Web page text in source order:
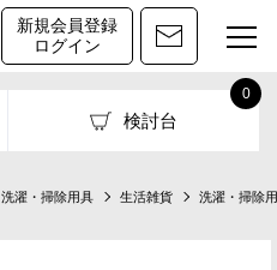
新規会員登録
ログイン
検討台
0
洗濯・掃除用具 生活雑貨 洗濯・掃除